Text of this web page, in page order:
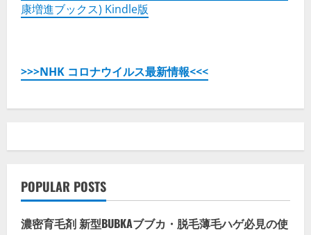
康増進ブックス) Kindle版
>>>NHK コロナウイルス最新情報<<<
POPULAR POSTS
濃密育毛剤 新型BUBKAブブカ・脱毛薄毛ハゲ必見の使